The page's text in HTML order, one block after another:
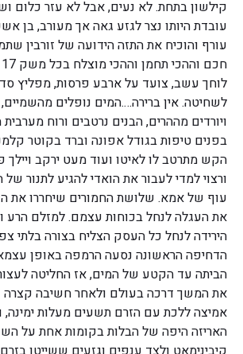
קילשון בתחת. לא נעים, אבל לא עזר כלום
עובדת היותו נצר לגזע גאה אך מעורב, בן
עורף והוכיח את התזה הידועה של זורבין
לוחך עשב, צועד על ארבע פרסות, מפליץ
לשחיטה. אין ברירה….המים נופלים
ויורדים מההרים, הבנים נרטבים ורוח
בפנים טיפות בגודל אפונה וברד בקוטר
הקש מתרטב לו לאיטו ועוד מעט ירקב ויילך
ורצוי למדי לעבור את הואדי להגיע לתנור
עוף של אמא. שלושת החמורים שיחררו את
את העגלה לנחל בכוחות עצמם. למזלם הרע
הירידה לנחל כל העסק הצליח בצורה בלתי
הדחיפה הראשונה נסעה הרמפה באופן עצמאי
הביתה עד הקטע של המים, אז החליטה
את המשך דרכה בעולם ולאחר חשיבה
אמיצה ללכת עם הזרם תשעים מעלות ימינה,
האריזה היפה של הבלות בקומות אחת על